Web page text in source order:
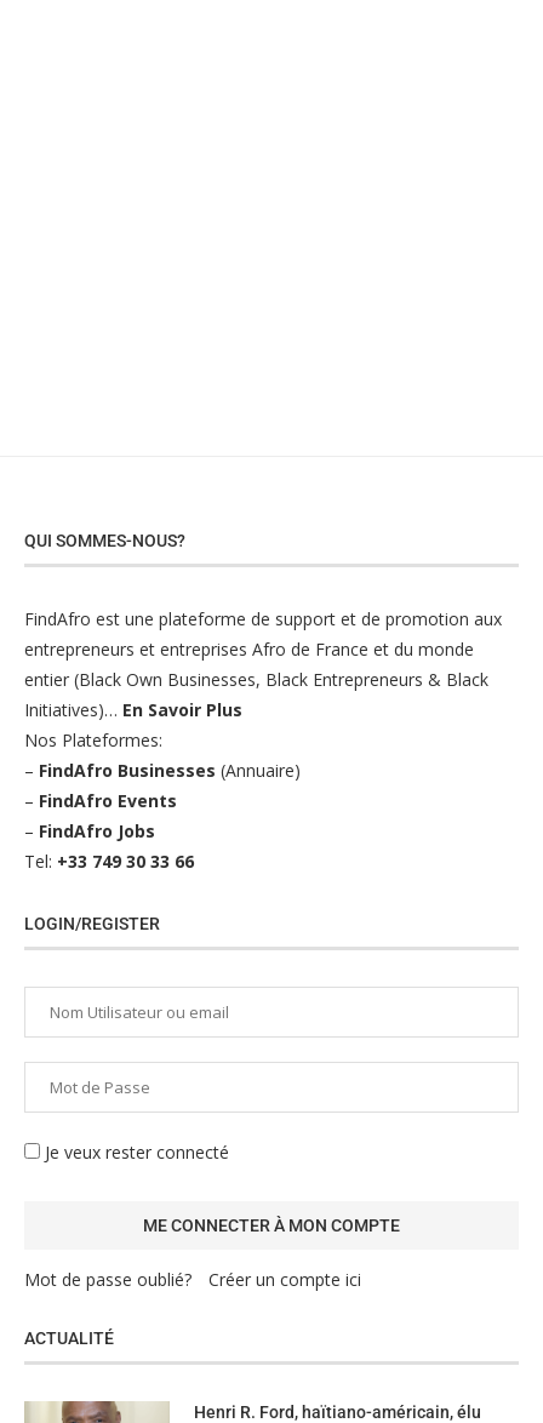
QUI SOMMES-NOUS?
FindAfro est une plateforme de support et de promotion aux
entrepreneurs et entreprises Afro de France et du monde
entier (Black Own Businesses, Black Entrepreneurs & Black
Initiatives)… En Savoir Plus
Nos Plateformes:
– FindAfro Businesses (Annuaire)
– FindAfro Events
– FindAfro Jobs
Tel: +33 749 30 33 66
LOGIN/REGISTER
Je veux rester connecté
Mot de passe oublié? Créer un compte ici
ACTUALITÉ
Henri R. Ford, haïtiano-américain, élu